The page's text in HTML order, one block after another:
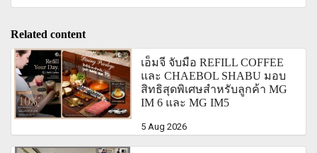
Related content
เอ็มจี จับมือ REFILL COFFEE
และ CHAEBOL SHABU มอบ
สิทธิสุดพิเศษสำหรับลูกค้า MG
IM 6 และ MG IM5
5 Aug 2026